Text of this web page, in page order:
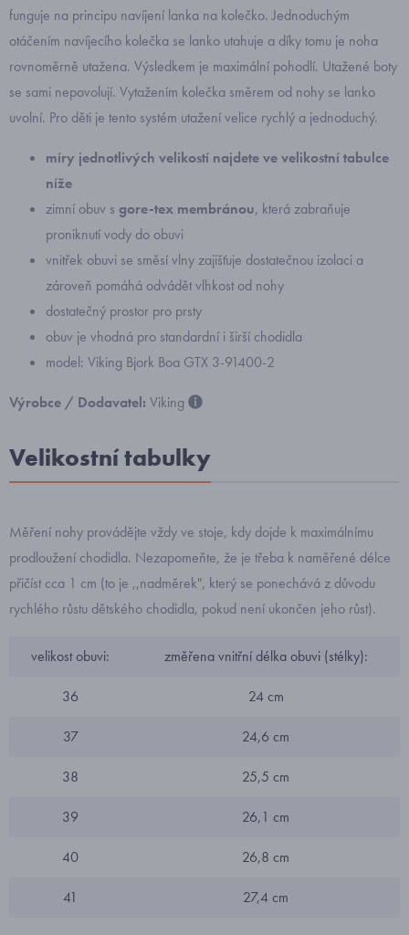
funguje na principu navíjení lanka na kolečko. Jednoduchým
otáčením navíjecího kolečka se lanko utahuje a díky tomu je noha
rovnoměrně utažena. Výsledkem je maximální pohodlí. Utažené boty
se sami nepovolují. Vytažením kolečka směrem od nohy se lanko
uvolní. Pro děti je tento systém utažení velice rychlý a jednoduchý.
míry jednotlivých velikostí najdete ve velikostní tabulce
níže
zimní obuv s gore-tex membránou, která zabraňuje
proniknutí vody do obuvi
vnitřek obuvi se směsí vlny zajišťuje dostatečnou izolaci a
zároveň pomáhá odvádět vlhkost od nohy
dostatečný prostor pro prsty
obuv je vhodná pro standardní i širší chodidla
model: Viking Bjork Boa GTX 3-91400-2
Výrobce / Dodavatel: Viking
Velikostní tabulky
Měření nohy provádějte vždy ve stoje, kdy dojde k maximálnímu
prodloužení chodidla. Nezapomeňte, že je třeba k naměřené délce
přičíst cca 1 cm (to je ,,nadměrek", který se ponechává z důvodu
rychlého růstu dětského chodidla, pokud není ukončen jeho růst).
velikost obuvi: změřena vnitřní délka obuvi (stélky):
36 24 cm
37 24,6 cm
38 25,5 cm
39 26,1 cm
40 26,8 cm
41 27,4 cm